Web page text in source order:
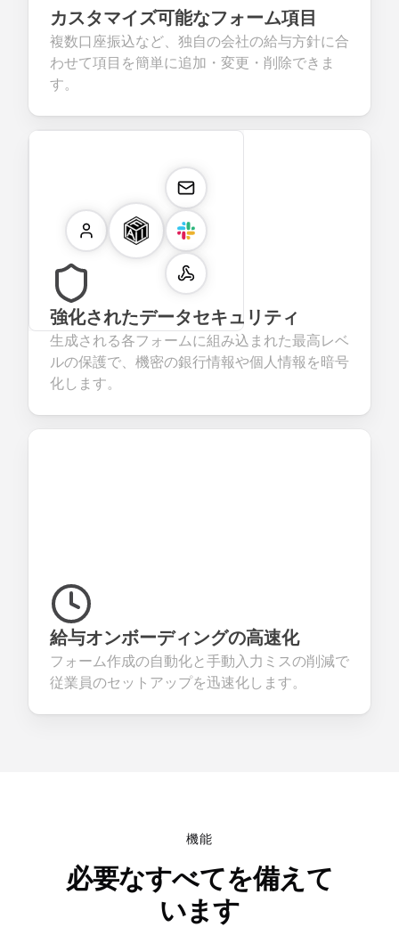
カスタマイズ可能なフォーム項目
複数口座振込など、独自の会社の給与方針に合
わせて項目を簡単に追加・変更・削除できま
す。
強化されたデータセキュリティ
生成される各フォームに組み込まれた最高レベ
ルの保護で、機密の銀行情報や個人情報を暗号
化します。
給与オンボーディングの高速化
フォーム作成の自動化と手動入力ミスの削減で
従業員のセットアップを迅速化します。
機能
必要なすべてを備えて
います